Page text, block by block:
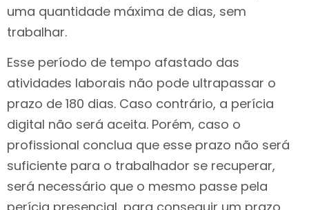
uma quantidade máxima de dias, sem
trabalhar.
Esse período de tempo afastado das
atividades laborais não pode ultrapassar o
prazo de 180 dias. Caso contrário, a perícia
digital não será aceita. Porém, caso o
profissional conclua que esse prazo não será
suficiente para o trabalhador se recuperar,
será necessário que o mesmo passe pela